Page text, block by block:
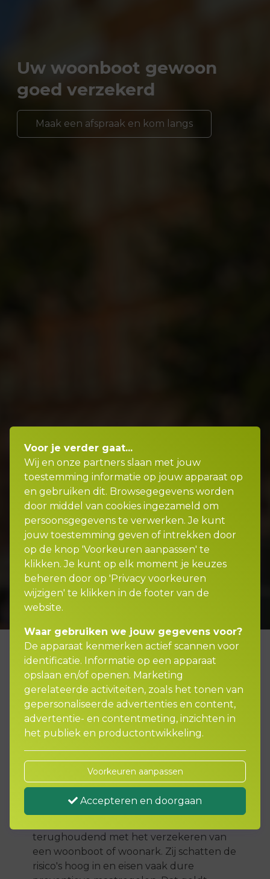
Uw woonboot gewoon
goed verzekerd
Maak een afspraak en kom langs
Woonboot- of
woonarkverzekering nodig?
woonboot is uw trots en biedt u een
unieke woonplek op het water. Natuurlijk
is het belangrijk dat uw woonboot goed
verzekerd is.
terughoudend met het verzekeren van
een woonboot of woonark. Zij schatten de
risico's hoog in en eisen vaak dure
Voor je verder gaat...
Wij en onze partners slaan met jouw
toestemming informatie op jouw apparaat op
en gebruiken dit. Browsegegevens worden
door middel van cookies ingezameld om
persoonsgegevens te verwerken. Je kunt
jouw toestemming geven of intrekken door
op de knop 'Voorkeuren aanpassen' te
klikken. Je kunt op elk moment je keuzes
beheren door op 'Privacy voorkeuren
wijzigen' te klikken in de footer van de
website.
Waar gebruiken we jouw gegevens voor?
De apparaat kenmerken actief scannen voor
identificatie. Informatie op een apparaat
opslaan en/of openen. Marketing
gerelateerde activiteiten, zoals het tonen van
gepersonaliseerde advertenties en content,
advertentie- en contentmeting, inzichten in
het publiek en productontwikkeling.
Voorkeuren aanpassen
Accepteren en doorgaan